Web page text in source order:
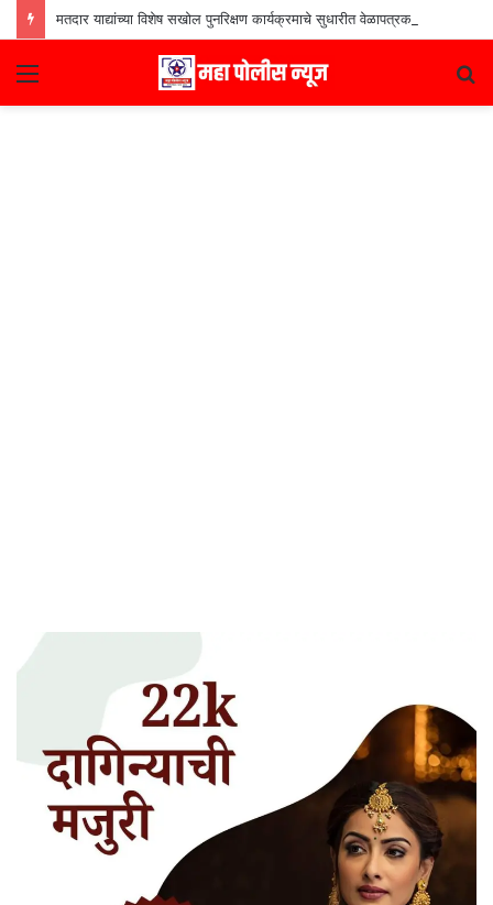
मतदार याद्यांच्या विशेष सखोल पुनरिक्षण कार्यक्रमाचे सुधारीत वेळापत्रक जाहीर
Menu